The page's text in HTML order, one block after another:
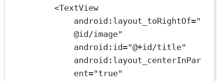
<TextView
android:layout_toRightOf="
@id/image"
android:id="@+id/title"
android:layout_centerInPar
ent="true"